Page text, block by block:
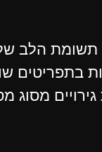
הלב של
בתפריטים
מסוג